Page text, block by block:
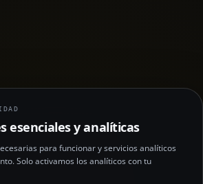
esenciales y analíticas
para funcionar y servicios analíticos
Solo activamos los analíticos con tu